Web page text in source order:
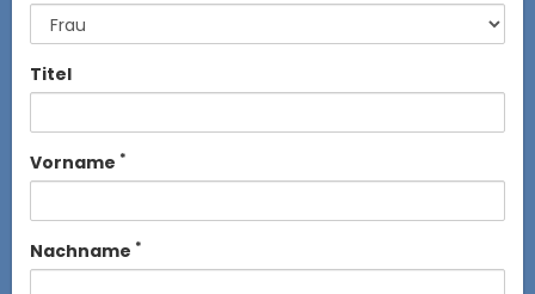
Titel
Vorname *
Nachname *